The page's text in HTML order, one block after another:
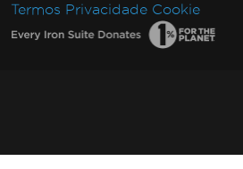
Termos Privacidade Cookie